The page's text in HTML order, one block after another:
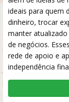
ideais para quem
dinheiro, trocar
manter
de negócios.
rede de apoio e
independência